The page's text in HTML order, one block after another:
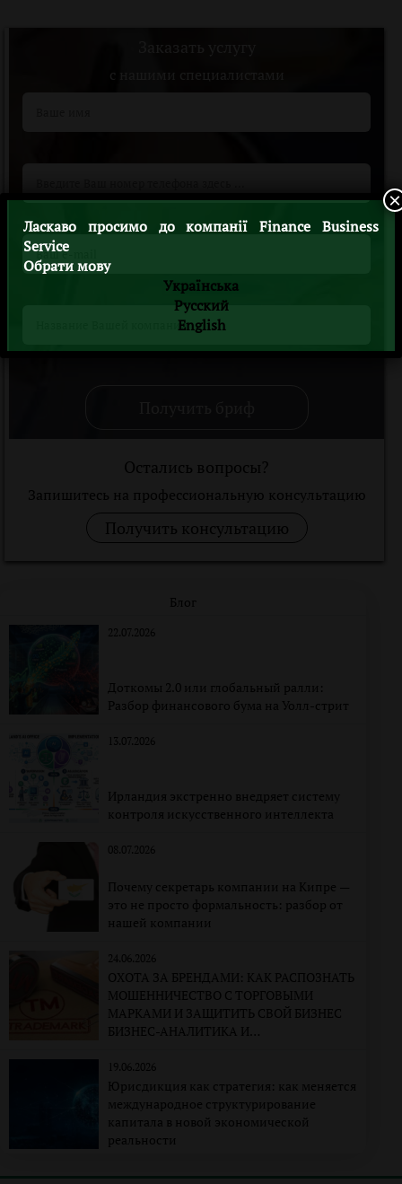
c нашими специалистами
Остались вопросы?
Запишитесь на профессиональную консультацию
Получить консультацию
Блог
22.07.2026
Доткомы 2.0 или глобальный ралли:
Разбор финансового бума на Уолл-стрит
13.07.2026
Ирландия экстренно внедряет систему
контроля искусственного интеллекта
08.07.2026
Почему секретарь компании на Кипре —
это не просто формальность: разбор от
нашей компании
24.06.2026
ОХОТА ЗА БРЕНДАМИ: КАК РАСПОЗНАТЬ
МОШЕННИЧЕСТВО С ТОРГОВЫМИ
МАРКАМИ И ЗАЩИТИТЬ СВОЙ БИЗНЕС
БИЗНЕС-АНАЛИТИКА И
ЭКСПЕРТИЗА
19.06.2026
Юрисдикция как стратегия: как меняется
международное структурирование
капитала в новой экономической
реальности
Ласкаво просимо до компанії Finance Business
Service
Обрати мову
Українська
Русский
English
×